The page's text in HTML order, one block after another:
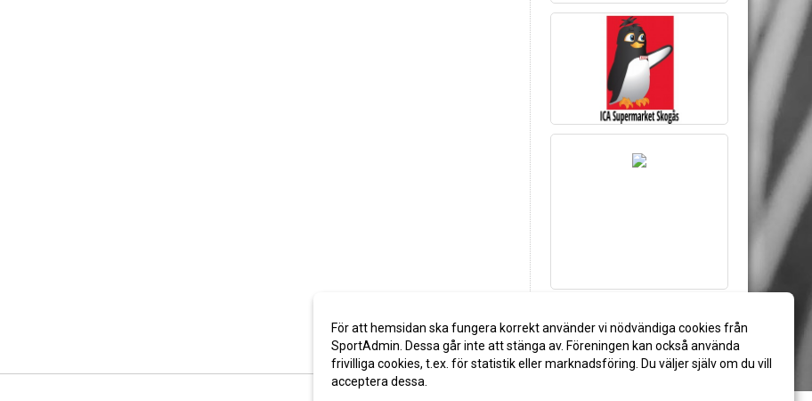
För att hemsidan ska fungera korrekt använder vi nödvändiga cookies från
SportAdmin. Dessa går inte att stänga av. Föreningen kan också använda
frivilliga cookies, t.ex. för statistik eller marknadsföring. Du väljer själv om du vill
acceptera dessa.